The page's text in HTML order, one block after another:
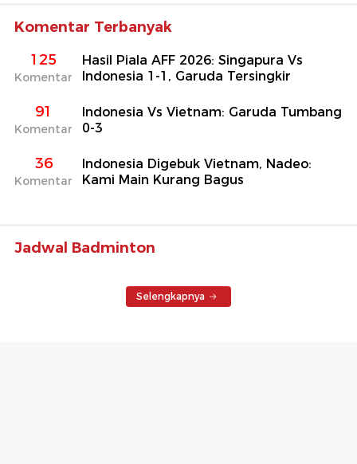
Komentar Terbanyak
125
Komentar
Hasil Piala AFF 2026: Singapura Vs
Indonesia 1-1, Garuda Tersingkir
91
Komentar
Indonesia Vs Vietnam: Garuda Tumbang
0-3
36
Komentar
Indonesia Digebuk Vietnam, Nadeo:
Kami Main Kurang Bagus
Jadwal Badminton
Selengkapnya